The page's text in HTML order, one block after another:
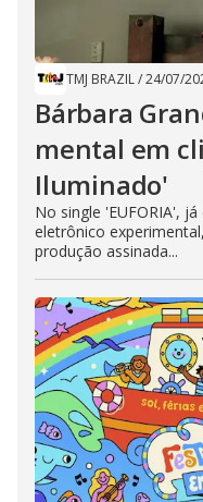
TMJ BRAZIL/24/07/
Bárbara
mental em
Iluminado'
No single 'EUFORIA',
eletrônico
produção assinada...